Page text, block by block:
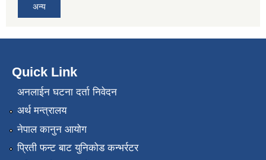
अन्य
Quick Link
अनलाईन घटना दर्ता निवेदन
अर्थ मन्त्रालय
नेपाल कानुन आयोग
प्रिती फन्ट बाट युनिकोड कन्भर्रटर